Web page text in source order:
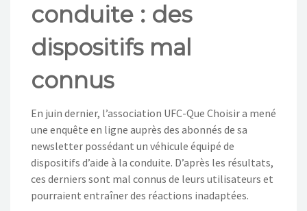
NOS ACTIONS
CONTACT
conduite : des
dispositifs mal
connus
En juin dernier, l’association UFC-Que Choisir a mené
une enquête en ligne auprès des abonnés de sa
newsletter possédant un véhicule équipé de
dispositifs d’aide à la conduite. D’après les résultats,
ces derniers sont mal connus de leurs utilisateurs et
pourraient entraîner des réactions inadaptées.